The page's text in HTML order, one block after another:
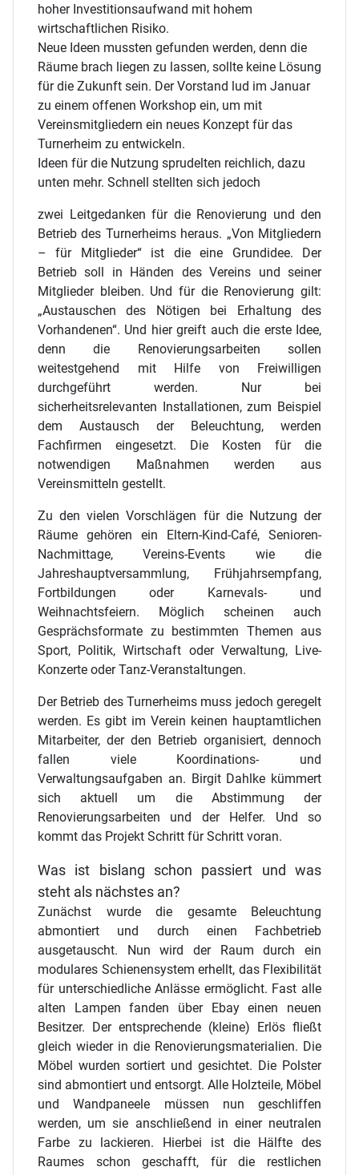
hoher Investitionsaufwand mit hohem
wirtschaftlichen Risiko.
Neue Ideen mussten gefunden werden, denn die
Räume brach liegen zu lassen, sollte keine Lösung
für die Zukunft sein. Der Vorstand lud im Januar
zu einem offenen Workshop ein, um mit
Vereinsmitgliedern ein neues Konzept für das
Turnerheim zu entwickeln.
Ideen für die Nutzung sprudelten reichlich, dazu
unten mehr. Schnell stellten sich jedoch
zwei Leitgedanken für die Renovierung und den
Betrieb des Turnerheims heraus. „Von Mitgliedern
– für Mitglieder“ ist die eine Grundidee. Der
Betrieb soll in Händen des Vereins und seiner
Mitglieder bleiben. Und für die Renovierung gilt:
„Austauschen des Nötigen bei Erhaltung des
Vorhandenen“. Und hier greift auch die erste Idee,
denn die Renovierungsarbeiten sollen
weitestgehend mit Hilfe von Freiwilligen
durchgeführt werden. Nur bei
sicherheitsrelevanten Installationen, zum Beispiel
dem Austausch der Beleuchtung, werden
Fachfirmen eingesetzt. Die Kosten für die
notwendigen Maßnahmen werden aus
Vereinsmitteln gestellt.
Zu den vielen Vorschlägen für die Nutzung der
Räume gehören ein Eltern-Kind-Café, Senioren-
Nachmittage, Vereins-Events wie die
Jahreshauptversammlung, Frühjahrsempfang,
Fortbildungen oder Karnevals- und
Weihnachtsfeiern. Möglich scheinen auch
Gesprächsformate zu bestimmten Themen aus
Sport, Politik, Wirtschaft oder Verwaltung, Live-
Konzerte oder Tanz-Veranstaltungen.
Der Betrieb des Turnerheims muss jedoch geregelt
werden. Es gibt im Verein keinen hauptamtlichen
Mitarbeiter, der den Betrieb organisiert, dennoch
fallen viele Koordinations- und
Verwaltungsaufgaben an. Birgit Dahlke kümmert
sich aktuell um die Abstimmung der
Renovierungsarbeiten und der Helfer. Und so
kommt das Projekt Schritt für Schritt voran.
Was ist bislang schon passiert und was
steht als nächstes an?
Zunächst wurde die gesamte Beleuchtung
abmontiert und durch einen Fachbetrieb
ausgetauscht. Nun wird der Raum durch ein
modulares Schienensystem erhellt, das Flexibilität
für unterschiedliche Anlässe ermöglicht. Fast alle
alten Lampen fanden über Ebay einen neuen
Besitzer. Der entsprechende (kleine) Erlös fließt
gleich wieder in die Renovierungsmaterialien. Die
Möbel wurden sortiert und gesichtet. Die Polster
sind abmontiert und entsorgt. Alle Holzteile, Möbel
und Wandpaneele müssen nun geschliffen
werden, um sie anschließend in einer neutralen
Farbe zu lackieren. Hierbei ist die Hälfte des
Raumes schon geschafft, für die restlichen